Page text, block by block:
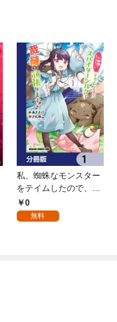
私、蜘蛛なモンスター
をテイムしたので、ス
パイダーシルクで裁縫
を頑張ります！【分冊
0
無料